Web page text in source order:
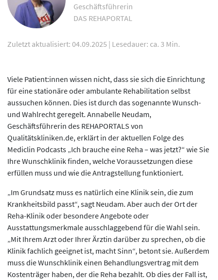
Geschäftsführerin
DAS REHAPORTAL
Zuletzt aktualisiert: 04.09.2025 | Lesedauer: ca. 3 Min.
Viele Patient:innen wissen nicht, dass sie sich die Einrichtung
für eine stationäre oder ambulante Rehabilitation selbst
aussuchen können. Dies ist durch das sogenannte Wunsch-
und Wahlrecht geregelt. Annabelle Neudam,
Geschäftsführerin des REHAPORTALS von
Qualitätskliniken.de, erklärt in der aktuellen Folge des
Mediclin Podcasts „Ich brauche eine Reha – was jetzt?“ wie Sie
Ihre Wunschklinik finden, welche Voraussetzungen diese
erfüllen muss und wie die Antragstellung funktioniert.
„Im Grundsatz muss es natürlich eine Klinik sein, die zum
Krankheitsbild passt“, sagt Neudam. Aber auch der Ort der
Reha-Klinik oder besondere Angebote oder
Ausstattungsmerkmale ausschlaggebend für die Wahl sein.
„Mit Ihrem Arzt oder Ihrer Ärztin darüber zu sprechen, ob die
Klinik fachlich geeignet ist, macht Sinn“, betont sie. Außerdem
muss die Wunschklinik einen Behandlungsvertrag mit dem
Kostenträger haben, der die Reha bezahlt. Ob dies der Fall ist,